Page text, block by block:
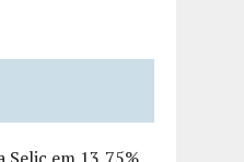
em 13,75%